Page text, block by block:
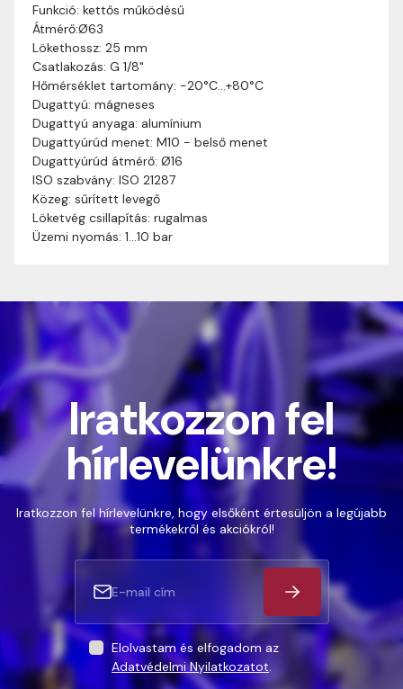
Funkció: kettős működésű
Átmérő:Ø63
Lökethossz: 25 mm
Csatlakozás: G 1/8"
Hőmérséklet tartomány: -20°C…+80°C
Dugattyú: mágneses
Dugattyú anyaga: alumínium
Dugattyúrúd menet: M10 - belső menet
Dugattyúrúd átmérő: Ø16
ISO szabvány: ISO 21287
Közeg: sűrített levegő
Löketvég csillapítás: rugalmas
Üzemi nyomás: 1…10 bar
információinkat, hogy a vásárlásotok gördülékenyen és
zökkenőmentesen történhessen.
Szállítási idő:
munkanapon belül kézbesítjük. Amennyiben
valamilyen okból kifolyólag a szállítás hosszabb
ideig tart, előre értesítünk benneteket.
Szállítási díj: A szállítási díj függ a termék súlyától
és a szállítási cím távolságától. A pontos szállítási
díjat a vásárlás folyamata során megtekinthetitek,
mielőtt a rendelést véglegesítitek.
Iratkozzon fel
hírlevelünkre!
Iratkozzon fel hírlevelünkre, hogy elsőként értesüljön a legújabb
termékekről és akciókról!
Elolvastam és elfogadom az
Adatvédelmi Nyilatkozatot.